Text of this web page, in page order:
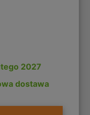
2027
dostawa